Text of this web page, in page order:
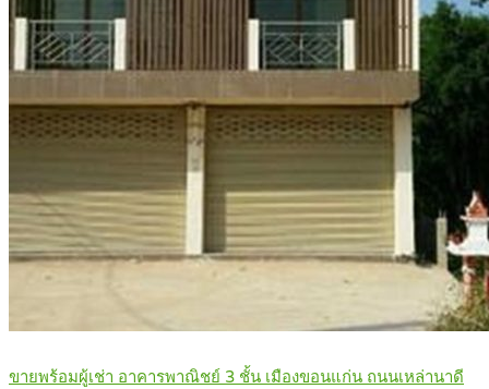
ขายพร้อมผู้เช่า อาคารพาณิชย์ 3 ชั้น เมืองขอนแก่น ถนนเหล่านาดี